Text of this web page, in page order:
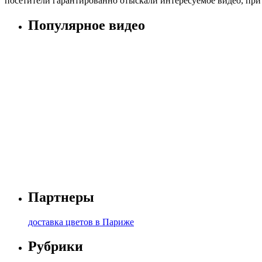
Популярное видео
Партнеры
доставка цветов в Париже
Рубрики